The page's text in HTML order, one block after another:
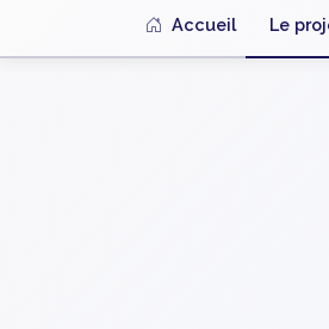
Accueil Le